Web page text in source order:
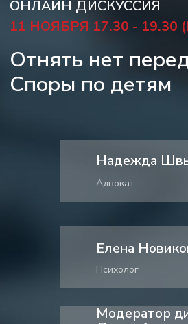
Модератор дискуссии
Диана Арямнова -
юрист (семейно-наследственная
и управляющий «Высшая школа НЕО»
Надежда Швырева
Адвокат
Елена Новикова
Психолог